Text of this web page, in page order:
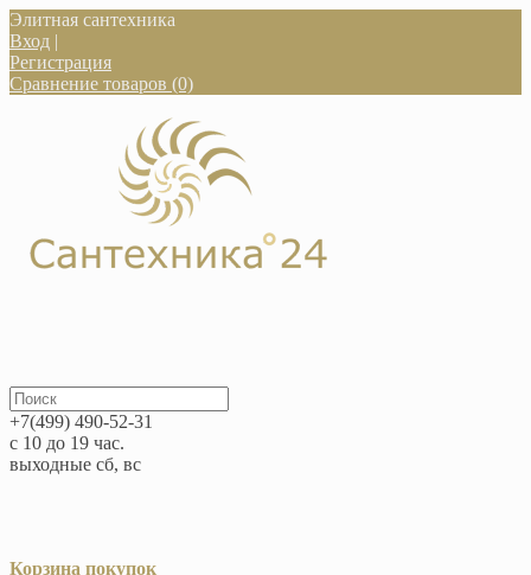
Элитная сантехника
Вход |
Регистрация
Сравнение товаров (0)
+7(499) 490-52-31
с 10 до 19 час.
выходные сб, вс
Корзина покупок